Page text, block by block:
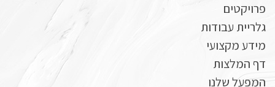
פרויקטים
גלריית עבודות
מידע מקצועי
דף המלצות
המפעל שלנו